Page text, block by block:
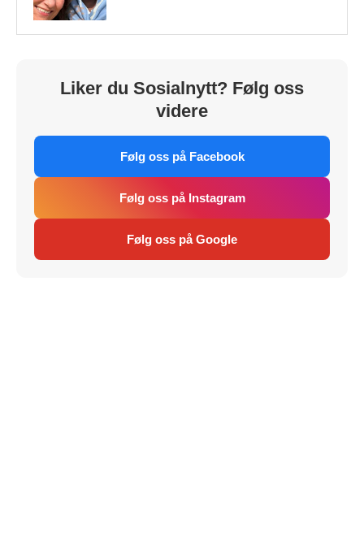
Liker du Sosialnytt? Følg oss
videre
Følg oss på Facebook
Følg oss på Instagram
Følg oss på Google